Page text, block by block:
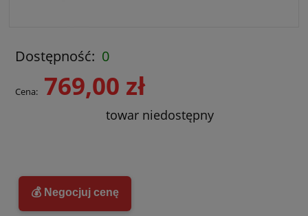
Dostępność: 0
Cena: 769,00 zł
towar niedostępny
💰 Negocjuj cenę